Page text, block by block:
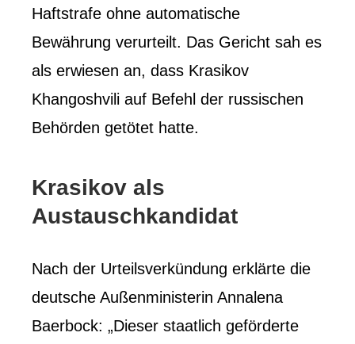
Haftstrafe ohne automatische
Bewährung verurteilt. Das Gericht sah es
als erwiesen an, dass Krasikov
Khangoshvili auf Befehl der russischen
Behörden getötet hatte.
Krasikov als
Austauschkandidat
Nach der Urteilsverkündung erklärte die
deutsche Außenministerin Annalena
Baerbock: „Dieser staatlich geförderte